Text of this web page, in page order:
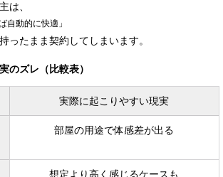
は、
自動的に快適」
ったまま契約してしまいます。
のズレ（比較表）
実際に起こりやすい現実
部屋の用途で体感差が出る
想定より高く感じるケースも